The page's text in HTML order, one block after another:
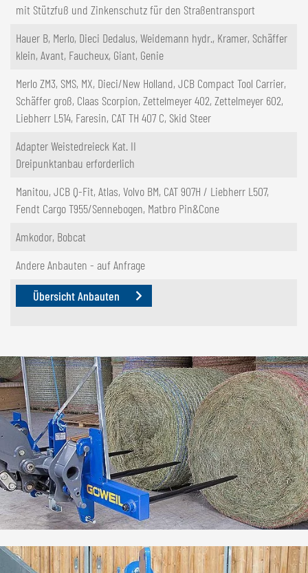
mit Stützfuß und Zinkenschutz für den Straßentransport
Hauer B, Merlo, Dieci Dedalus, Weidemann hydr., Kramer, Schäffer
klein, Avant, Faucheux, Giant, Genie
Merlo ZM3, SMS, MX, Dieci/New Holland, JCB Compact Tool Carrier,
Schäffer groß, Claas Scorpion, Zettelmeyer 402, Zettelmeyer 602,
Liebherr L514, Faresin, CAT TH 407 C, Skid Steer
Adapter Weistedreieck Kat. II
Dreipunktanbau erforderlich
Manitou, JCB Q-Fit, Atlas, Volvo BM, CAT 907H / Liebherr L507,
Fendt Cargo T955/Sennebogen, Matbro Pin&Cone
Amkodor, Bobcat
Andere Anbauten - auf Anfrage
Übersicht Anbauten